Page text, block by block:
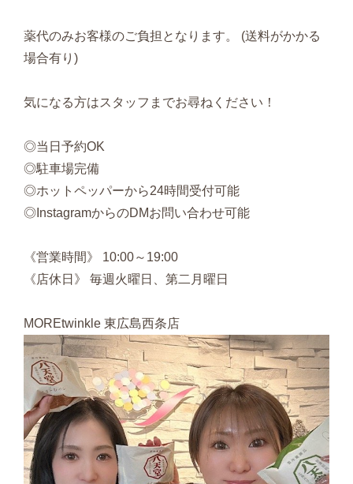
薬代のみお客様のご負担となります。 (送料がかかる
場合有り)
気になる方はスタッフまでお尋ねください！
◎当日予約OK
◎駐車場完備
◎ホットペッパーから24時間受付可能
◎InstagramからのDMお問い合わせ可能
《営業時間》 10:00～19:00
《店休日》 毎週火曜日、第二月曜日
MOREtwinkle 東広島西条店